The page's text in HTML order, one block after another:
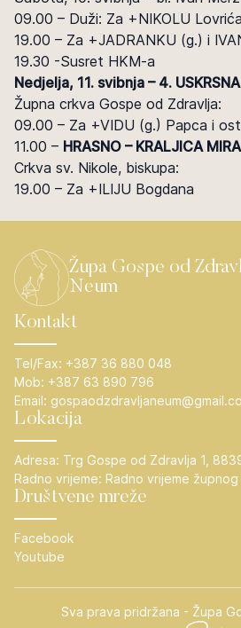
09.00 – Duži: Za +NIKOLU Lovrića
19.00 – Za +JADRANKU (g.) i
19.30 -Susret HKM-a
Nedjelja, 11. svibnja – 4. USKRSNA
Župna crkva Gospe od Zdravlja:
09.00 – Za +VIDU (g.) Papca i
11.00 – HRASNO – KRALJICA MIRA
Crkva sv. Nikole, biskupa:
19.00 – Za +ILIJU Bogdana
Župa Gospe od
Neum
Kontakt
Tel/Fax: +387 36 880 048
Mob: +387 63 890 796
Email:
Lokacija
Adresa: Trg Gospe od Zdravlja 1,
Radno vrijeme: Radno vrijeme
Društvene mreže
Facebook
Youtube
Sva prava pridržana - Župa